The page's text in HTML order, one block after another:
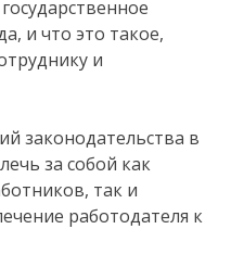
и что это такое,
и
законодательства в
за собой как
так и
работодателя к